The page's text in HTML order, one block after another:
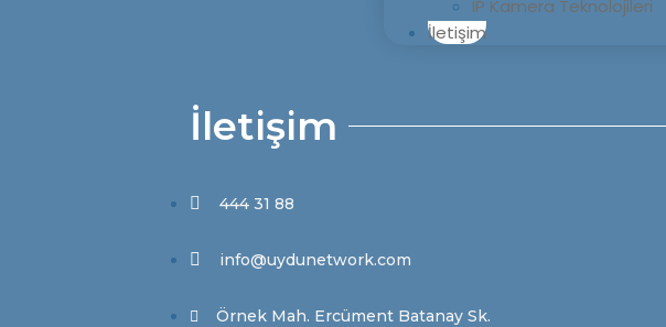
IP Kamera Teknolojileri
İletişim
İletişim
444 31 88
info@uydunetwork.com​
Örnek Mah. Ercüment Batanay Sk.